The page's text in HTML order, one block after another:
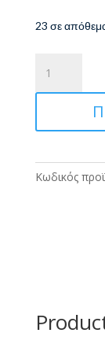
23 σε
ΣΠΙΡΑΛ
COLORLINE
180
3
ΘΕΜΑΤΑ
Κωδικός